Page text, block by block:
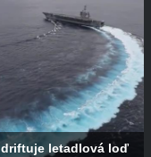
driftuje letadlová loď